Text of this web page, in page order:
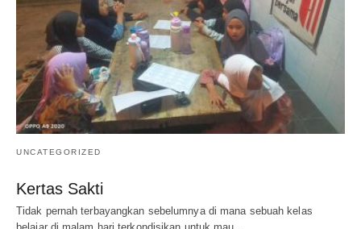
UNCATEGORIZED
Kertas Sakti
Tidak pernah terbayangkan sebelumnya di mana sebuah kelas